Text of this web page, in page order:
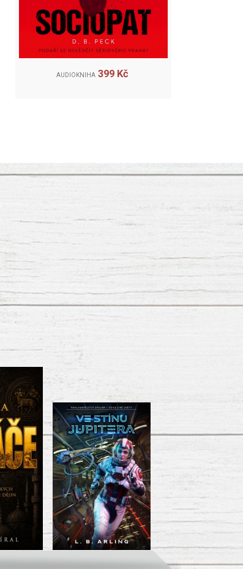
AUDIOKNIHA 399 Kč